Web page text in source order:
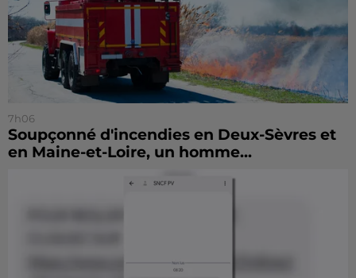
7h06
Soupçonné d'incendies en Deux-Sèvres et
en Maine-et-Loire, un homme...